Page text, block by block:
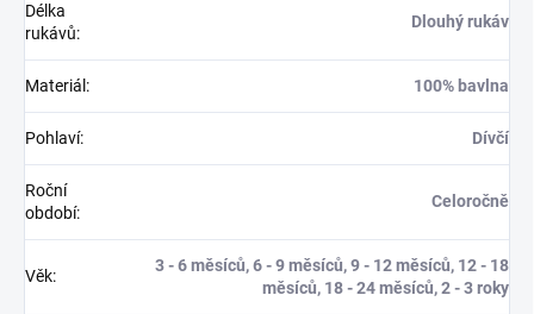
Délka
rukávů:
Dlouhý rukáv
Materiál : 100% bavlna
Pohlaví: Dívčí
Roční
období:
Celoročně
Věk:
3 - 6 měsíců, 6 - 9 měsíců, 9 - 12 měsíců, 12 - 18
měsíců, 18 - 24 měsíců, 2 - 3 roky